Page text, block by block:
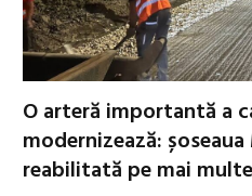
O arteră importantă a
modernizează:
reabilitată pe mai